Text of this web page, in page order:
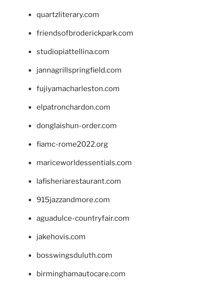
quartzliterary.com
friendsofbroderickpark.com
studiopiattellina.com
jannagrillspringfield.com
fujiyamacharleston.com
elpatronchardon.com
donglaishun-order.com
fiamc-rome2022.org
mariceworldessentials.com
lafisheriarestaurant.com
915jazzandmore.com
aguadulce-countryfair.com
jakehovis.com
bosswingsduluth.com
birminghamautocare.com